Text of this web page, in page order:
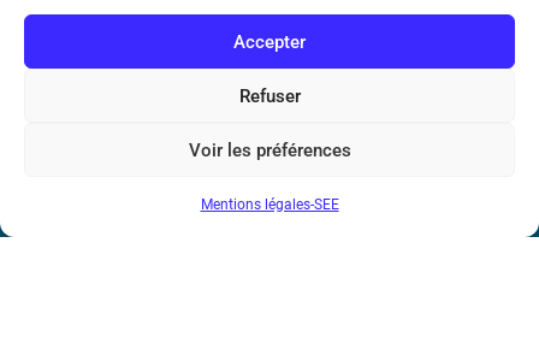
Accepter
Refuser
Voir les préférences
Mentions légales-SEE
Conditions Générales de Vente